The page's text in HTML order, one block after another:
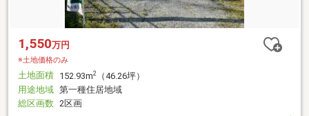
1,550万円
※土地価格のみ
土地面積 152.93m2
（46.26坪）
用途地域 第一種住居地域
総区画数 2区画